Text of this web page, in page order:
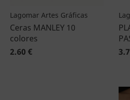
Lagomar Artes Gráficas
Ceras MANLEY 10
colores
2.60 €